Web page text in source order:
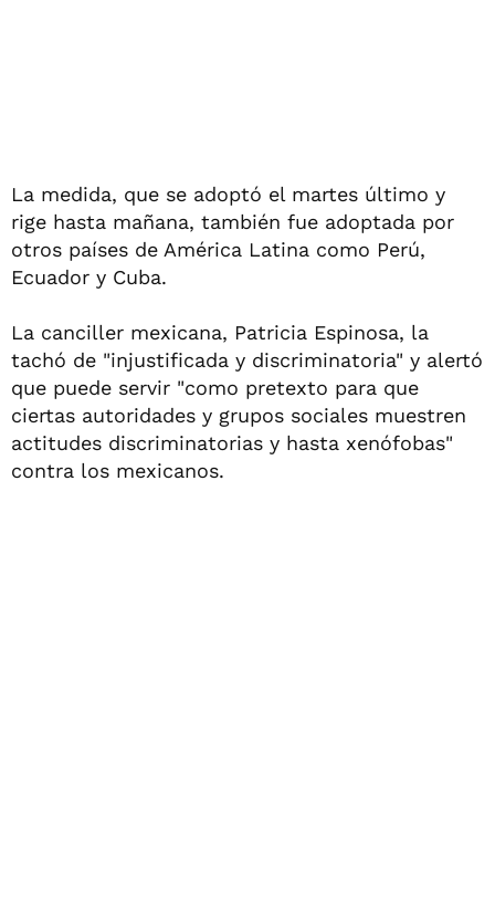
La medida, que se adoptó el martes último y
rige hasta mañana, también fue adoptada por
otros países de América Latina como Perú,
Ecuador y Cuba.
La canciller mexicana, Patricia Espinosa, la
tachó de "injustificada y discriminatoria" y alertó
que puede servir "como pretexto para que
ciertas autoridades y grupos sociales muestren
actitudes discriminatorias y hasta xenófobas"
contra los mexicanos.